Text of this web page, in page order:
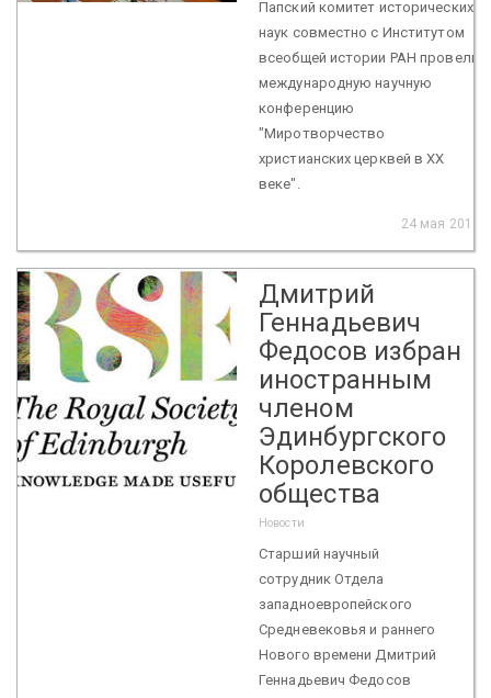
Папский комитет исторических
наук совместно с Институтом
всеобщей истории РАН провели
международную научную
конференцию
"Миротворчество
христианских церквей в XX
веке".
24 мая 2018
Дмитрий
Геннадьевич
Федосов избран
иностранным
членом
Эдинбургского
Королевского
общества
Новости
Старший научный
сотрудник Отдела
западноевропейского
Средневековья и раннего
Нового времени Дмитрий
Геннадьевич Федосов